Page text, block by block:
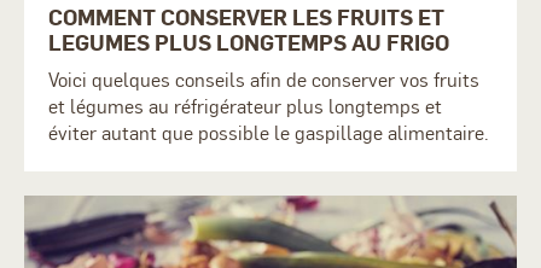
COMMENT CONSERVER LES FRUITS ET
LEGUMES PLUS LONGTEMPS AU FRIGO
Voici quelques conseils afin de conserver vos fruits
et légumes au réfrigérateur plus longtemps et
éviter autant que possible le gaspillage alimentaire.